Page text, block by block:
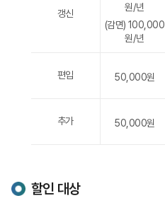
갱신
원/년
(감면) 100,000
원/년
편입 50,000원
추가 50,000원
할인 대상